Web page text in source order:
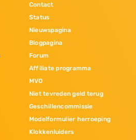
Contact
Status
Nieuwspagina
Blogpagina
Forum
Affiliate programma
MVO
Niet tevreden geld terug
Geschillencommissie
Modelformulier herroeping
Klokkenluiders